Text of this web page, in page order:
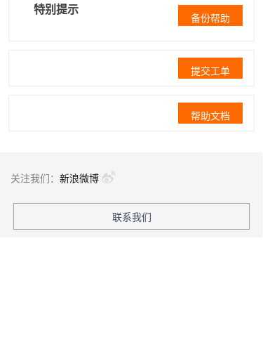
特别提示
备份帮助
提交工单
帮助文档